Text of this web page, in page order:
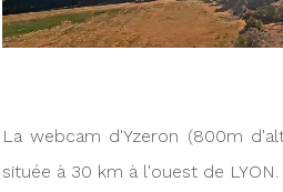
La webcam d'Yzeron (800m
située à 30 km à l'ouest de LYON.